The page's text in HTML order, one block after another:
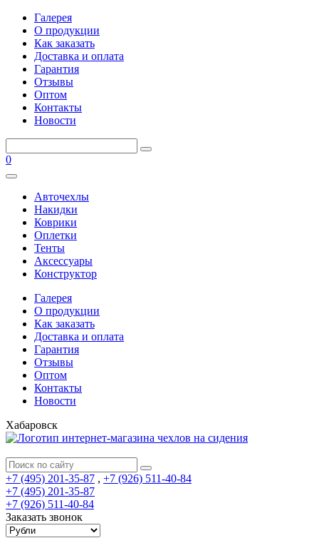
Галерея
О продукции
Как заказать
Доставка и оплата
Гарантия
Отзывы
Оптом
Контакты
Новости
0
Авточехлы
Накидки
Коврики
Оплетки
Тенты
Аксессуары
Конструктор
Галерея
О продукции
Как заказать
Доставка и оплата
Гарантия
Отзывы
Оптом
Контакты
Новости
Хабаровск
+7 (495) 201-35-87 , +7 (926) 511-40-84
+7 (495) 201-35-87
+7 (926) 511-40-84
Заказать звонок